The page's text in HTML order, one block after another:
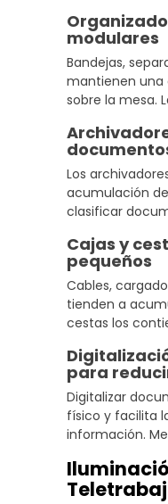
renunciar a
modulares
Bandejas,
mantienen una
sobre la mesa.
cuando
comprar nada
Los
acumulación
clasificar
de ser un
cables de trabajo.
Cajas y
pequeños
Cables,
tienden a
cestas los
hacen que
limpio
para
Digitalizar
físico y facilita
información.
espacio
sin apenas
diaria.